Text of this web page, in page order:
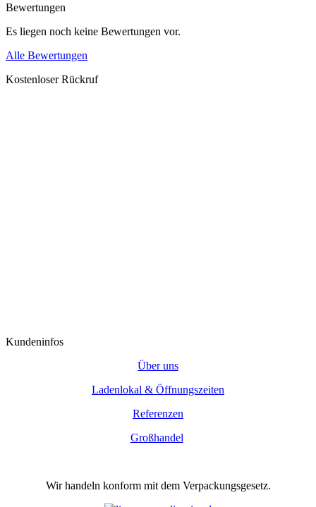
Bewertungen
Es liegen noch keine Bewertungen vor.
Alle Bewertungen
Kostenloser Rückruf
Kundeninfos
Über uns
Ladenlokal & Öffnungszeiten
Referenzen
Großhandel
Wir handeln konform mit dem Verpackungsgesetz.